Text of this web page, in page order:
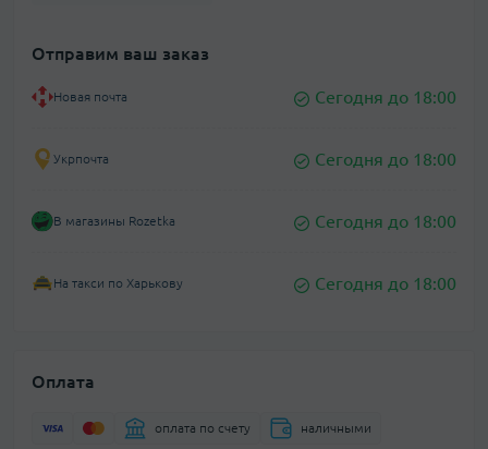
Отправим ваш заказ
Новая почта Сегодня до 18:00
Укрпочта Сегодня до 18:00
В магазины Rozetka Сегодня до 18:00
На такси по Харькову Сегодня до 18:00
Оплата
оплата по счету наличными